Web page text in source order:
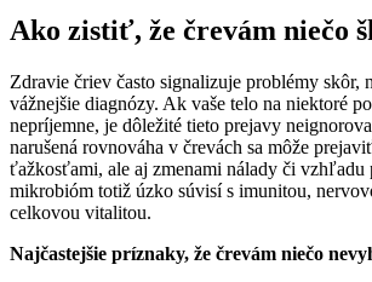
Ako zistiť, že črevám niečo
Zdravie čriev často signalizuje problémy skôr,
vážnejšie diagnózy. Ak vaše telo na niektoré
nepríjemne, je dôležité tieto prejavy
narušená rovnováha v črevách sa môže
ťažkosťami, ale aj zmenami nálady či vzhľadu
mikrobióm totiž úzko súvisí s imunitou,
celkovou vitalitou.
Najčastejšie príznaky, že črevám niečo